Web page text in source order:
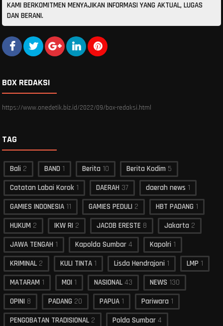
KAMI BERKOMITMEN MENYAJIKAN INFORMASI YANG AKTUAL, LUGAS
DAN BERANI.
BOX REDAKSI
https://www.onedetik.biz.id/2022/09/box-redaksi.html
TAG
Bali 2 BAND 1 Berita 10 Berita Kodim 5
Catatan Labai Korok 1 DAERAH 37 daerah news 1
GAMIES INDONESIA 11 GAMIES PEDULI 2 HBT PADANG 1
HUKUM 2 IKW RI 2 JACOB ERESTE 8 Jakarta 2
JAWA TENGAH 1 Kapolda Sumbar 4 Kapolri 1
KRIMINAL 2 KULI TINTA 1 Lisda Hendrajoni 1 LMP 1
MATARAM 1 MOI 1 NASIONAL 43 NEWS 130
OPINI 8 PADANG 20 PAPUA 1 Pariwara 1
PENGOBATAN TRADISIONAL 2 Polda Sumbar 4